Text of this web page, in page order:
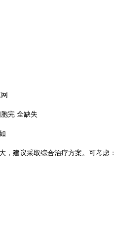
完 全缺失
建议采取综合治疗方案。可考虑：